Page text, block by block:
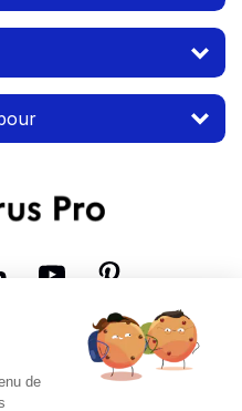
droits réservés.
Mentions légales
de